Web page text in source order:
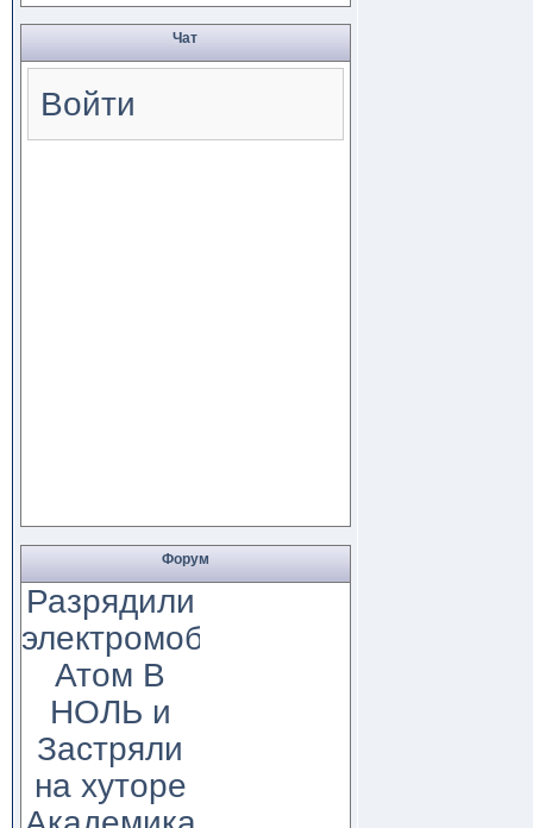
Чат
Войти
Форум
Разрядили
электромобиль
Атом В
НОЛЬ и
Застряли
на хуторе